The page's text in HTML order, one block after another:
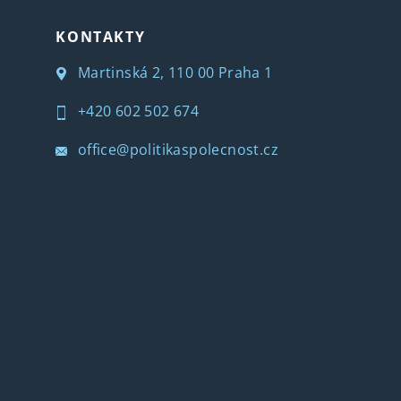
KONTAKTY
Martinská 2, 110 00 Praha 1
+420 602 502 674
office@politikaspolecnost.cz